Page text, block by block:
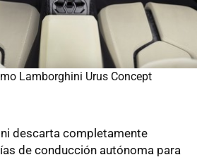
Lamborghini Urus Concept
descarta completamente
de conducción autónoma para